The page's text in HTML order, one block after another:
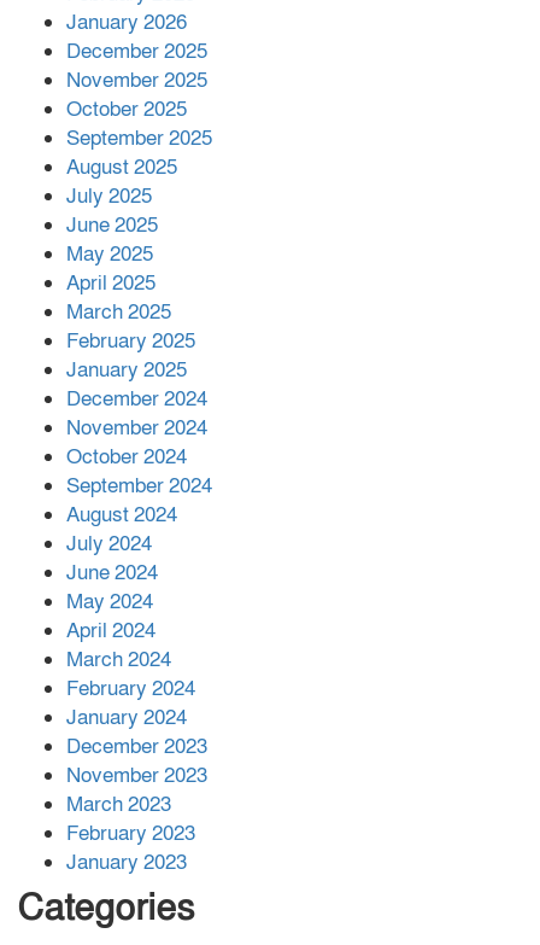
পর ফোন তারেক রহমানের,গ্যাস সঙ্কট
সহায়তা দিলেন সাচিং প্রু জেরী
January 2026
December 2025
November 2025
October 2025
September 2025
August 2025
July 2025
June 2025
May 2025
April 2025
March 2025
February 2025
January 2025
December 2024
November 2024
October 2024
September 2024
August 2024
July 2024
June 2024
May 2024
April 2024
March 2024
February 2024
January 2024
December 2023
November 2023
March 2023
February 2023
January 2023
Categories